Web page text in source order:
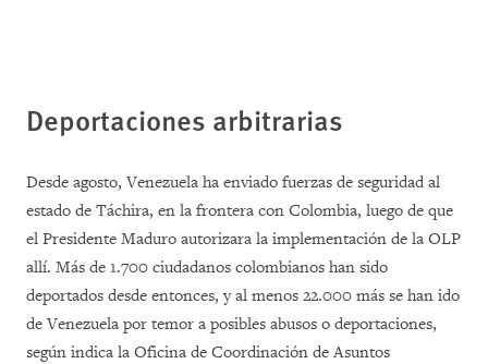
Deportaciones arbitrarias
Desde agosto, Venezuela ha enviado fuerzas de seguridad al
estado de Táchira, en la frontera con Colombia, luego de que
el Presidente Maduro autorizara la implementación de la OLP
allí. Más de 1.700 ciudadanos colombianos han sido
deportados desde entonces, y al menos 22.000 más se han ido
de Venezuela por temor a posibles abusos o deportaciones,
según indica la Oficina de Coordinación de Asuntos